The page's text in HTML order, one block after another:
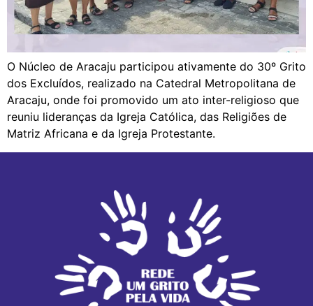
O Núcleo de Aracaju participou ativamente do 30º Grito
dos Excluídos, realizado na Catedral Metropolitana de
Aracaju, onde foi promovido um ato inter-religioso que
reuniu lideranças da Igreja Católica, das Religiões de
Matriz Africana e da Igreja Protestante.